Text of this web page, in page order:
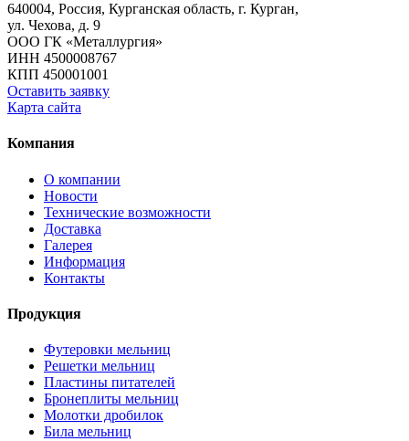
640004, Россия, Курганская область, г. Курган,
ул. Чехова, д. 9
ООО ГК «Металлургия»
ИНН 4500008767
КПП 450001001
Оставить заявку
Карта сайта
Компания
О компании
Новости
Технические возможности
Доставка
Галерея
Информация
Контакты
Продукция
Футеровки мельниц
Решетки мельниц
Пластины питателей
Бронеплиты мельниц
Молотки дробилок
Била мельниц